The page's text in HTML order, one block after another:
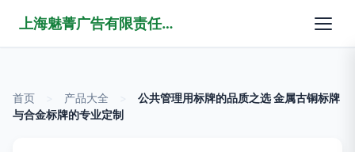
上海魅菁广告有限责任公司
首页 产品大全
公共管理用标牌的品质之选 金属古铜标牌
与合金标牌的专业定制